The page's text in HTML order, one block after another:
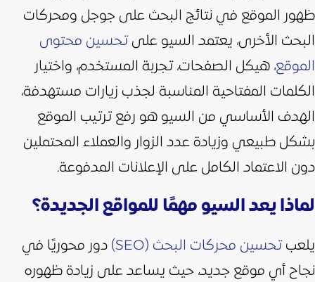
ظهور الموقع في نتائج البحث على جوجل ومحركات
البحث الأخرى، يعتمد السيو على تحسين محتوى
الموقع، هيكل الصفحات، تجربة المستخدم، واختيار
الكلمات المفتاحية المناسبة لجذب زيارات مستهدفة،
الهدف الأساسي من السيو هو رفع ترتيب الموقع
بشكل طبيعي وزيادة عدد الزوار والعملاء المحتملين
دون الاعتماد الكامل على الإعلانات المدفوعة.
لماذا يعد السيو مهمًا للمواقع الجديدة؟
يلعبتحسين محركات البحث (SEO)
دور محوريًا في
نجاح أي موقع جديد، حيث يساعد على زيادة ظهوره